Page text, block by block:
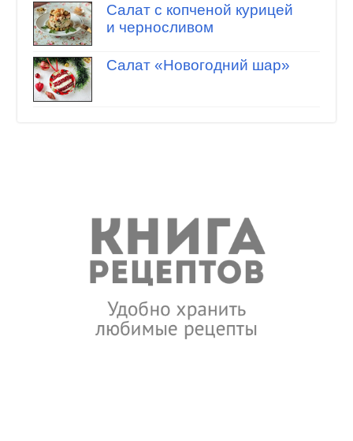
Салат с копченой курицей
и черносливом
Салат «Новогодний шар»